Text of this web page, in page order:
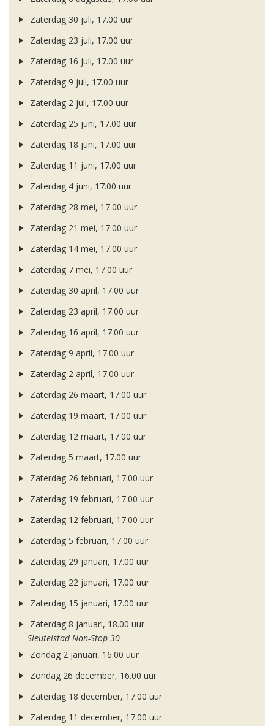
Zaterdag 30 juli, 17.00 uur
Zaterdag 23 juli, 17.00 uur
Zaterdag 16 juli, 17.00 uur
Zaterdag 9 juli, 17.00 uur
Zaterdag 2 juli, 17.00 uur
Zaterdag 25 juni, 17.00 uur
Zaterdag 18 juni, 17.00 uur
Zaterdag 11 juni, 17.00 uur
Zaterdag 4 juni, 17.00 uur
Zaterdag 28 mei, 17.00 uur
Zaterdag 21 mei, 17.00 uur
Zaterdag 14 mei, 17.00 uur
Zaterdag 7 mei, 17.00 uur
Zaterdag 30 april, 17.00 uur
Zaterdag 23 april, 17.00 uur
Zaterdag 16 april, 17.00 uur
Zaterdag 9 april, 17.00 uur
Zaterdag 2 april, 17.00 uur
Zaterdag 26 maart, 17.00 uur
Zaterdag 19 maart, 17.00 uur
Zaterdag 12 maart, 17.00 uur
Zaterdag 5 maart, 17.00 uur
Zaterdag 26 februari, 17.00 uur
Zaterdag 19 februari, 17.00 uur
Zaterdag 12 februari, 17.00 uur
Zaterdag 5 februari, 17.00 uur
Zaterdag 29 januari, 17.00 uur
Zaterdag 22 januari, 17.00 uur
Zaterdag 15 januari, 17.00 uur
Zaterdag 8 januari, 18.00 uur
Sleutelstad Non-Stop 30
Zondag 2 januari, 16.00 uur
Zondag 26 december, 16.00 uur
Zaterdag 18 december, 17.00 uur
Zaterdag 11 december, 17.00 uur